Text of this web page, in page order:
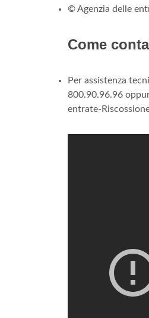
© Agenzia delle
Come
Per assistenza
800.90.96.96
entrate-